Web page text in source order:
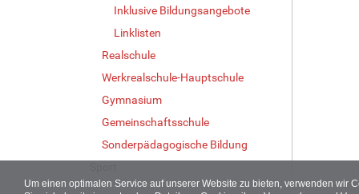
Um einen optimalen Service auf unserer Website zu bieten, verwenden wir
Inklusive Bildungsangebote
Linklisten
Realschule
Werkrealschule-Hauptschule
Gymnasium
Gemeinschaftsschule
Sonderpädagogische Bildung